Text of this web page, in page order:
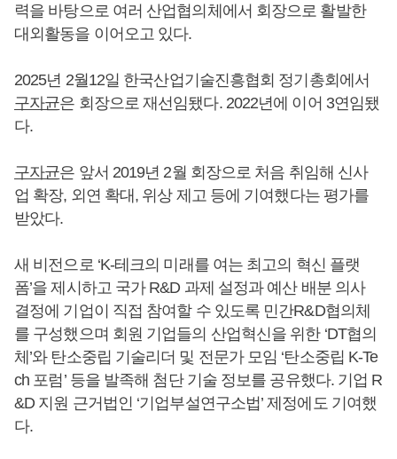
력을 바탕으로 여러 산업협의체에서 회장으로 활발한
대외활동을 이어오고 있다.
2025년 2월12일 한국산업기술진흥협회 정기총회에서
구자균은 회장으로 재선임됐다. 2022년에 이어 3연임됐
다.
구자균은 앞서 2019년 2월 회장으로 처음 취임해 신사
업 확장, 외연 확대, 위상 제고 등에 기여했다는 평가를
받았다.
새 비전으로 ‘K-테크의 미래를 여는 최고의 혁신 플랫
폼’을 제시하고 국가 R&D 과제 설정과 예산 배분 의사
결정에 기업이 직접 참여할 수 있도록 민간R&D협의체
를 구성했으며 회원 기업들의 산업혁신을 위한 ‘DT협의
체’와 탄소중립 기술리더 및 전문가 모임 ‘탄소중립 K-Te
ch 포럼’ 등을 발족해 첨단 기술 정보를 공유했다. 기업 R
&D 지원 근거법인 ‘기업부설연구소법’ 제정에도 기여했
다.